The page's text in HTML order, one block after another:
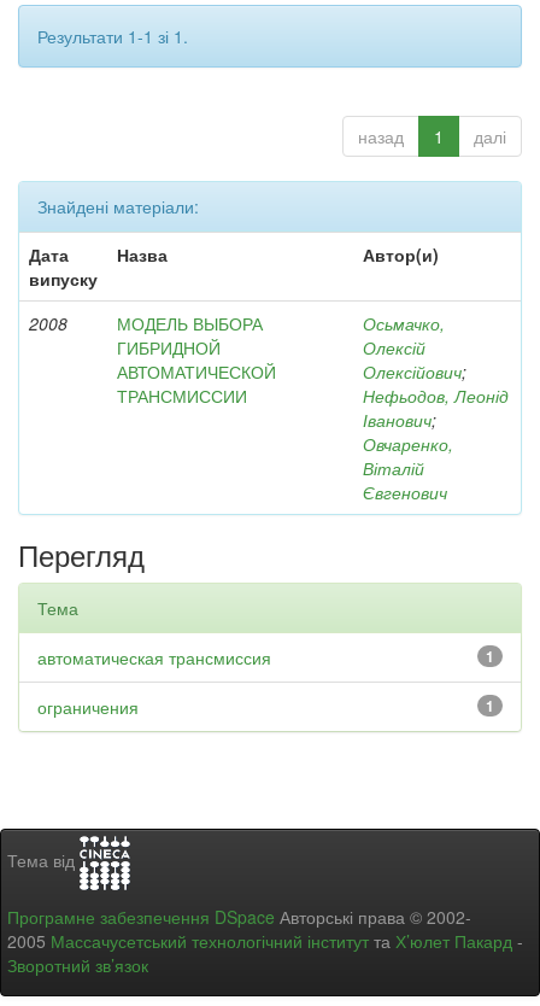
Результати 1-1 зі 1.
назад 1 далі
Знайдені матеріали:
Дата
випуску
Назва Автор(и)
2008
МОДЕЛЬ ВЫБОРА
ГИБРИДНОЙ
АВТОМАТИЧЕСКОЙ
ТРАНСМИССИИ
Осьмачко,
Олексій
Олексійович;
Нефьодов, Леонід
Іванович;
Овчаренко,
Віталій
Євгенович
Перегляд
Тема
1
автоматическая трансмиссия
1
ограничения
Тема від
Програмне забезпечення DSpace Авторські права © 2002-
2005 Массачусетський технологічний інститут та Х’юлет Пакард -
Зворотний зв’язок